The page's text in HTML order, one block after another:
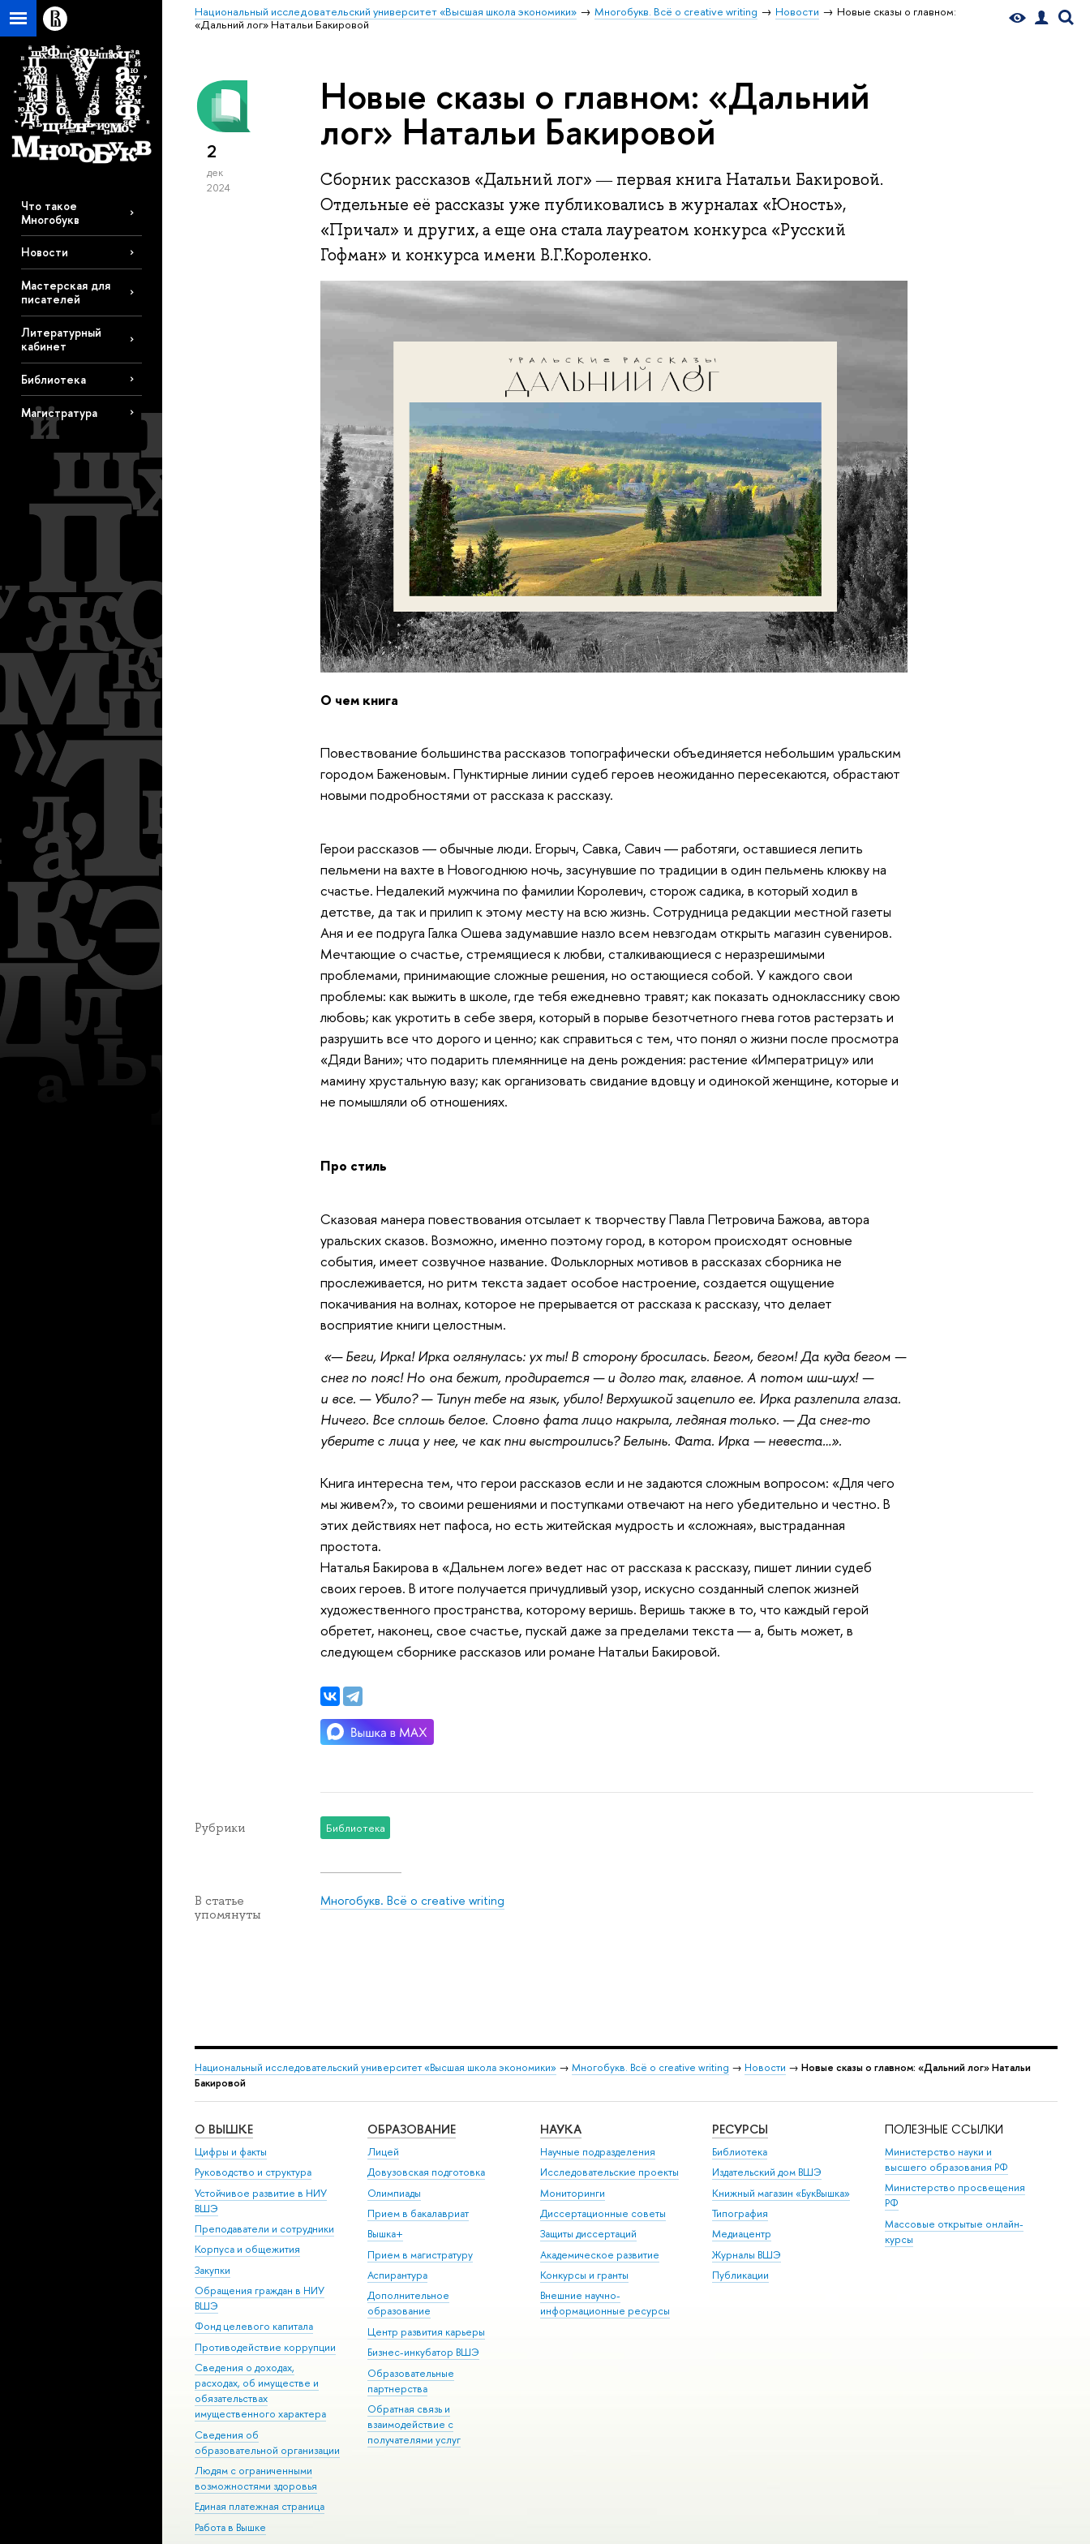
Национальный исследовательский университет «Высшая школа экономики» Многобукв. Всё о creative writing Новости
Новые сказы о главном:
«Дальний лог» Натальи Бакировой
Что такое
Многобукв
Новости
Мастерская для
писателей
Литературный
кабинет
Библиотека
Магистратура
2
дек
2024
Новые сказы о главном: «Дальний
лог» Натальи Бакировой
Сборник рассказов «Дальний лог» ― первая книга Натальи Бакировой.
Отдельные её рассказы уже публиковались в журналах «Юность»,
«Причал» и других, а еще она стала лауреатом конкурса «Русский
Гофман» и конкурса имени В.Г.Короленко.
О чем книга
Повествование большинства рассказов топографически объединяется небольшим уральским
городом Баженовым. Пунктирные линии судеб героев неожиданно пересекаются, обрастают
новыми подробностями от рассказа к рассказу.
Герои рассказов ― обычные люди. Егорыч, Савка, Савич ― работяги, оставшиеся лепить
пельмени на вахте в Новогоднюю ночь, засунувшие по традиции в один пельмень клюкву на
счастье. Недалекий мужчина по фамилии Королевич, сторож садика, в который ходил в
детстве, да так и прилип к этому месту на всю жизнь. Сотрудница редакции местной газеты
Аня и ее подруга Галка Ошева задумавшие назло всем невзгодам открыть магазин сувениров.
Мечтающие о счастье, стремящиеся к любви, сталкивающиеся с неразрешимыми
проблемами, принимающие сложные решения, но остающиеся собой. У каждого свои
проблемы: как выжить в школе, где тебя ежедневно травят; как показать однокласснику свою
любовь; как укротить в себе зверя, который в порыве безотчетного гнева готов растерзать и
разрушить все что дорого и ценно; как справиться с тем, что понял о жизни после просмотра
«Дяди Вани»; что подарить племяннице на день рождения: растение «Императрицу» или
мамину хрустальную вазу; как организовать свидание вдовцу и одинокой женщине, которые и
не помышляли об отношениях.
Про стиль
Сказовая манера повествования отсылает к творчеству Павла Петровича Бажова, автора
уральских сказов. Возможно, именно поэтому город, в котором происходят основные
события, имеет созвучное название. Фольклорных мотивов в рассказах сборника не
прослеживается, но ритм текста задает особое настроение, создается ощущение
покачивания на волнах, которое не прерывается от рассказа к рассказу, что делает
восприятие книги целостным.
«— Беги, Ирка! Ирка оглянулась: ух ты! В сторону бросилась. Бегом, бегом! Да куда бегом —
снег по пояс! Но она бежит, продирается — и долго так, главное. А потом шш-шух! —
и все. — Убило? — Типун тебе на язык, убило! Верхушкой зацепило ее. Ирка разлепила глаза.
Ничего. Все сплошь белое. Словно фата лицо накрыла, ледяная только. — Да снег-то
уберите с лица у нее, че как пни выстроились? Белынь. Фата. Ирка — невеста…».
Книга интересна тем, что герои рассказов если и не задаются сложным вопросом: «Для чего
мы живем?», то своими решениями и поступками отвечают на него убедительно и честно. В
этих действиях нет пафоса, но есть житейская мудрость и «сложная», выстраданная
простота.
Наталья Бакирова в «Дальнем логе» ведет нас от рассказа к рассказу, пишет линии судеб
своих героев. В итоге получается причудливый узор, искусно созданный слепок жизней
художественного пространства, которому веришь. Веришь также в то, что каждый герой
обретет, наконец, свое счастье, пускай даже за пределами текста ― а, быть может, в
следующем сборнике рассказов или романе Натальи Бакировой.
Рубрики Библиотека
В статье
упомянуты
Многобукв. Всё о creative writing
Национальный исследовательский университет «Высшая школа экономики» → Многобукв. Всё о creative writing → Новости → Новые сказы о главном: «Дальний лог» Натальи
Бакировой
О ВЫШКЕ
Цифры и факты
Руководство и структура
Устойчивое развитие в НИУ
ВШЭ
Преподаватели и сотрудники
Корпуса и общежития
Закупки
Обращения граждан в НИУ
ВШЭ
Фонд целевого капитала
Противодействие коррупции
Сведения о доходах,
расходах, об имуществе и
обязательствах
имущественного характера
Сведения об
образовательной организации
Людям с ограниченными
возможностями здоровья
Единая платежная страница
Работа в Вышке
ОБРАЗОВАНИЕ
Лицей
Довузовская подготовка
Олимпиады
Прием в бакалавриат
Вышка+
Прием в магистратуру
Аспирантура
Дополнительное
образование
Центр развития карьеры
Бизнес-инкубатор ВШЭ
Образовательные
партнерства
Обратная связь и
взаимодействие с
получателями услуг
НАУКА
Научные подразделения
Исследовательские проекты
Мониторинги
Диссертационные советы
Защиты диссертаций
Академическое развитие
Конкурсы и гранты
Внешние научно-
информационные ресурсы
РЕСУРСЫ
Библиотека
Издательский дом ВШЭ
Книжный магазин «БукВышка»
Типография
Медиацентр
Журналы ВШЭ
Публикации
ПОЛЕЗНЫЕ ССЫЛКИ
Министерство науки и
высшего образования РФ
Министерство просвещения
РФ
Массовые открытые онлайн-
курсы